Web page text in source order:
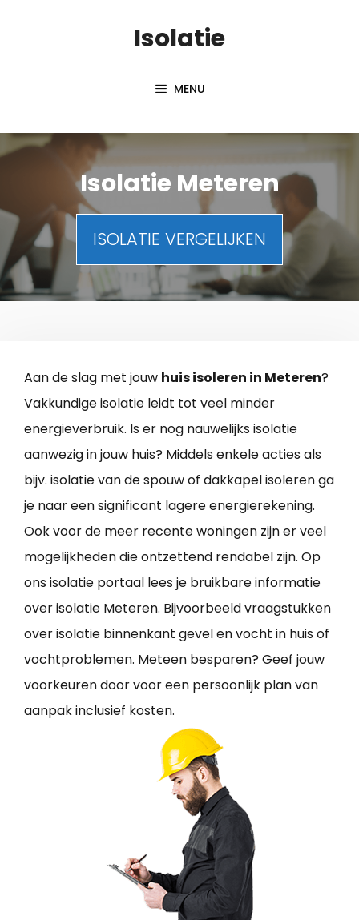
Isolatie
MENU
Isolatie Meteren
ISOLATIE VERGELIJKEN
Aan de slag met jouw huis isoleren in Meteren?
Vakkundige isolatie leidt tot veel minder
energieverbruik. Is er nog nauwelijks isolatie
aanwezig in jouw huis? Middels enkele acties als
bijv. isolatie van de spouw of dakkapel isoleren ga
je naar een significant lagere energierekening.
Ook voor de meer recente woningen zijn er veel
mogelijkheden die ontzettend rendabel zijn. Op
ons isolatie portaal lees je bruikbare informatie
over isolatie Meteren. Bijvoorbeeld vraagstukken
over isolatie binnenkant gevel en vocht in huis of
vochtproblemen. Meteen besparen? Geef jouw
voorkeuren door voor een persoonlijk plan van
aanpak inclusief kosten.